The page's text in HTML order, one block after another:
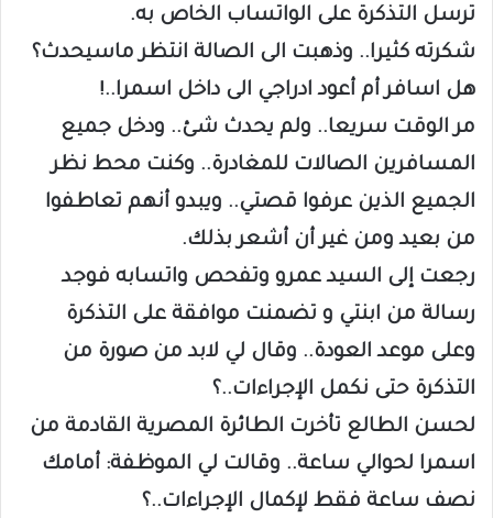
ترسل التذكرة على الواتساب الخاص به.
شكرته كثيرا.. وذهبت الى الصالة انتظر ماسيحدث؟
هل اسافر أم أعود ادراجي الى داخل اسمرا..!
مر الوقت سريعا.. ولم يحدث شئ.. ودخل جميع
المسافرين الصالات للمغادرة.. وكنت محط نظر
الجميع الذين عرفوا قصتي.. ويبدو أنهم تعاطفوا
من بعيد ومن غير أن أشعر بذلك.
رجعت إلى السيد عمرو وتفحص واتسابه فوجد
رسالة من ابنتي و تضمنت موافقة على التذكرة
وعلى موعد العودة.. وقال لي لابد من صورة من
التذكرة حتى نكمل الإجراءات..؟
لحسن الطالع تأخرت الطائرة المصرية القادمة من
اسمرا لحوالي ساعة.. وقالت لي الموظفة: أمامك
نصف ساعة فقط لإكمال الإجراءات..؟